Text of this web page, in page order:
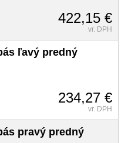
422,15 €
vr. DPH
ľavý predný
234,27 €
vr. DPH
pravý predný